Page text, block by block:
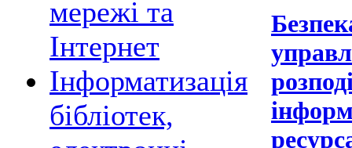
мережі та
Інтернет
Інформатизація
бібліотек,